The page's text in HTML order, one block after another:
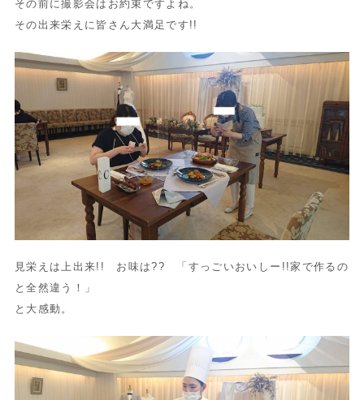
その前に撮影会はお約束ですよね。
その出来栄えに皆さん大満足です!!
見栄えは上出来!! お味は?? 「すっごいおいしー!!家で作るの
と全然違う！」
と大感動。